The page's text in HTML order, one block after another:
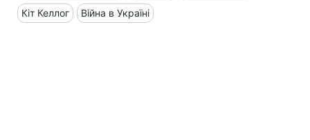
Кіт Келлог Війна в Україні